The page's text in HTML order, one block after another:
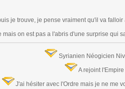
je trouve, je pense vraiment qu'il va
mais on est pas a l'abris d'une surprise qui
Syrianien Néogicien
A rejoint l'Empire
J'ai hésiter avec l'Ordre mais je ne me